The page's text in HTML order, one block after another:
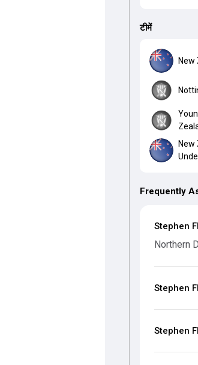
टीमें
New
New
Frequently
Stephen
Northern
Stephen
Stephen